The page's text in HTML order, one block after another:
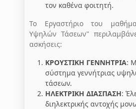
τον καθένα φοιτητή.
Το Εργαστήριο του
Υψηλών Τάσεων"
ασκήσεις:
ΚΡΟΥΣΤΙΚΗ ΓΕΝΝΗΤΡΙΑ:
σύστημα γεννήτριας
τάσεων.
ΗΛΕΚΤΡΙΚΗ ΔΙΑΣΠΑΣΗ:
διηλεκτρικής αντοχής